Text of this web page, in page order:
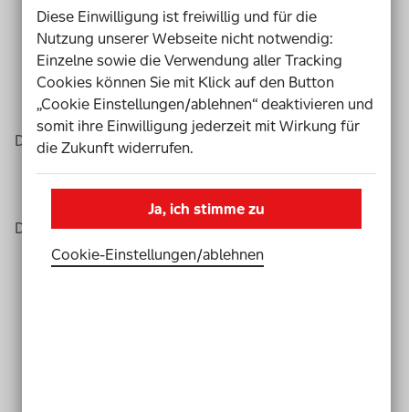
Malen,
fotografieren,
basteln,
Figuren bauen
oder töpfern.
Da machen die Kinder Sachen aus Ton.
Das Freizeit-Angebot kostet kein Geld.
Diese Einwilligung ist freiwillig und für die
Nutzung unserer Webseite nicht notwendig:
Einzelne sowie die Verwendung aller Tracking
Cookies können Sie mit Klick auf den Button
„Cookie Einstellungen/ablehnen“ deaktivieren und
somit ihre Einwilligung jederzeit mit Wirkung für
die Zukunft widerrufen.
Ja, ich stimme zu
Cookie-Einstellungen­/­ablehnen